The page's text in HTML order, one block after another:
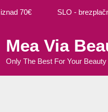
iznad 70€ SLO -
Mea Via
Only The Best For Your Beauty